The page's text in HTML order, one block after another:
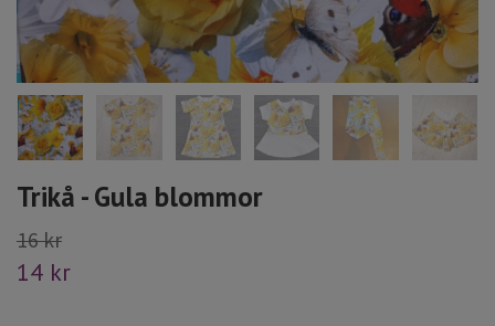
Trikå - Gula blommor
16 kr
14 kr